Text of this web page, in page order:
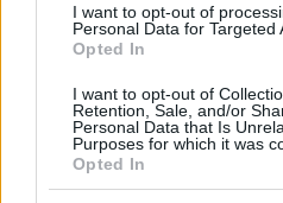
I want to opt-out of
Personal Data for Targeted
Opted In
I want to opt-out of
Retention, Sale, and/or
Personal Data that Is
Purposes for which it was
Opted In